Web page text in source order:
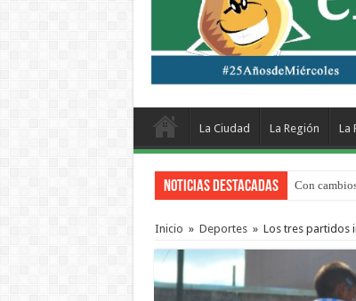
La Ciudad La Región La
Noticias Destacadas Con
Adopción
Inicio » Deportes » Los tres partidos